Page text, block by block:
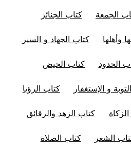
الجمعة كتاب الجنائز
وأهلها كتاب الجهاد و السير
الحدود كتاب الحيض
و الإستغفار كتاب الرؤيا
كتاب الزهد والرقائق
الشعر كتاب الصلاة